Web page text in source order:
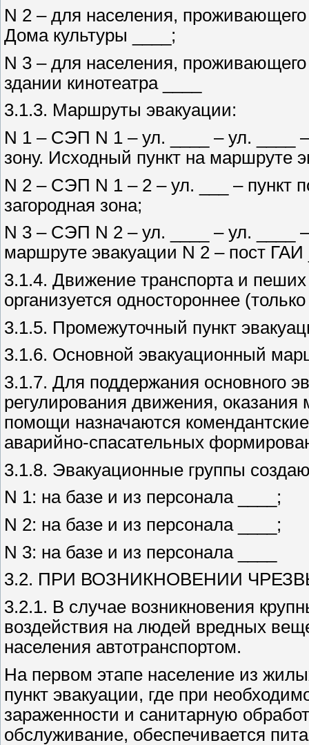
N 2 – для населения,
Дома культуры ____;
N 3 – для населения,
здании кинотеатра ____
3.1.3. Маршруты эвакуации:
N 1 – СЭП N 1 – ул. ____ – ул. ____
зону. Исходный пункт на маршруте
N 2 – СЭП N 1 – 2 – ул. ___ – пункт
загородная зона;
N 3 – СЭП N 2 – ул. ____ – ул. ____
маршруте эвакуации N 2 – пост ГАИ
3.1.4. Движение транспорта и
организуется одностороннее
3.1.5. Промежуточный пункт
3.1.6. Основной эвакуационный
3.1.7. Для поддержания основного
регулирования движения,
помощи назначаются
аварийно-спасательных
3.1.8. Эвакуационные группы
N 1: на базе и из персонала ____;
N 2: на базе и из персонала ____;
N 3: на базе и из персонала ____
3.2. ПРИ ВОЗНИКНОВЕНИИ
3.2.1. В случае возникновения
воздействия на людей вредных
населения автотранспортом.
На первом этапе население из
пункт эвакуации, где при
зараженности и санитарную
обслуживание, обеспечивается